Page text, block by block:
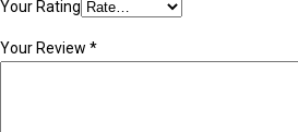
Your Rating
Your Review *